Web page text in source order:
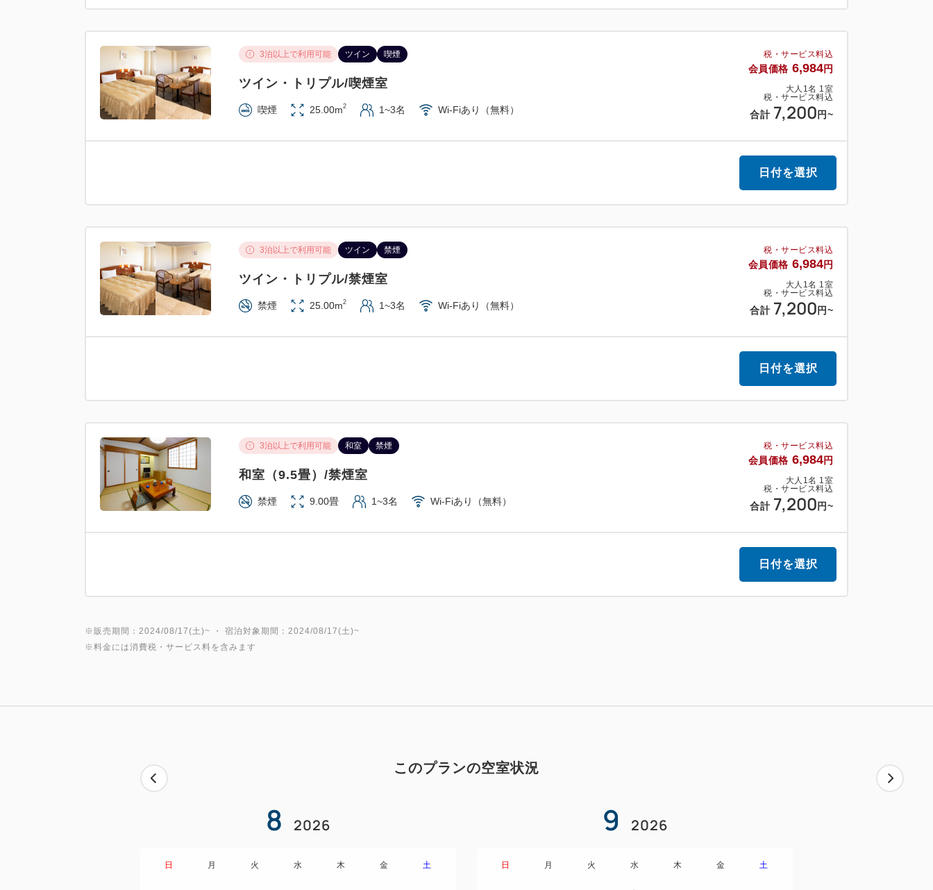
税・サービス料込
会員価格 6,984円
大人 1名 1室
税・サービス料込
合計 7,200 円~
3泊以上で利用可能 ツイン 喫煙
ツイン・トリプル/喫煙室
喫煙 25.00m2 1~3名 Wi-Fiあり（無料）
日付を選択
税・サービス料込
会員価格 6,984円
大人 1名 1室
税・サービス料込
合計 7,200 円~
3泊以上で利用可能 ツイン 禁煙
ツイン・トリプル/禁煙室
禁煙 25.00m2 1~3名 Wi-Fiあり（無料）
日付を選択
税・サービス料込
会員価格 6,984円
大人 1名 1室
税・サービス料込
合計 7,200 円~
3泊以上で利用可能 和室 禁煙
和室（9.5畳）/禁煙室
禁煙 9.00畳 1~3名 Wi-Fiあり（無料）
日付を選択
※販売期間：2024/08/17(土)~ ・ 宿泊対象期間：2024/08/17(土)~
※料金には消費税・サービス料を含みます
このプランの空室状況
8 2026
日 月 火 水 木 金 土
9 2026
日 月 火 水 木 金 土